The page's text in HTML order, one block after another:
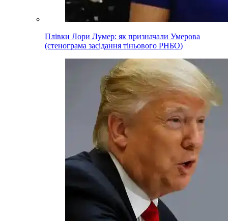
Плівки Лори Лумер: як призначали Умерова
(стенограма засідання тіньового РНБО)